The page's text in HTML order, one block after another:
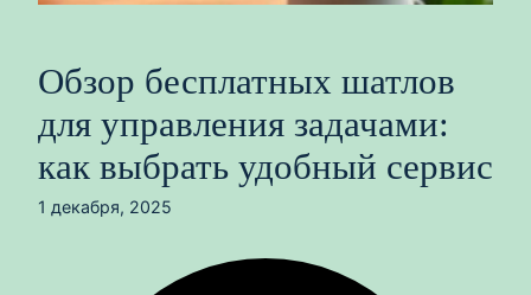
Обзор бесплатных шатлов
для управления задачами:
как выбрать удобный сервис
1 декабря, 2025